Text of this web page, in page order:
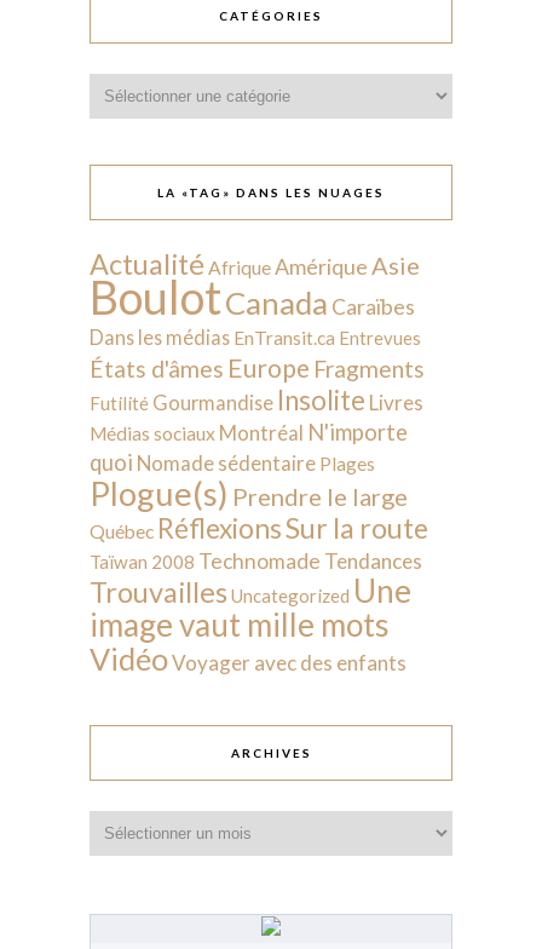
CATÉGORIES
LA «TAG» DANS LES NUAGES
Actualité AfriqueAmérique Asie
BoulotCanada Caraïbes
Dans les médias EnTransit.ca Entrevues
États d'âmes Europe Fragments
Futilité Gourmandise Insolite Livres
Médias sociaux Montréal N'importe
quoi Nomade sédentaire Plages
Plogue(s) Prendre le large
Québec RéflexionsSur la route
Taïwan 2008 Technomade Tendances
Trouvailles Uncategorized Une
image vaut mille mots
VidéoVoyager avec des enfants
ARCHIVES